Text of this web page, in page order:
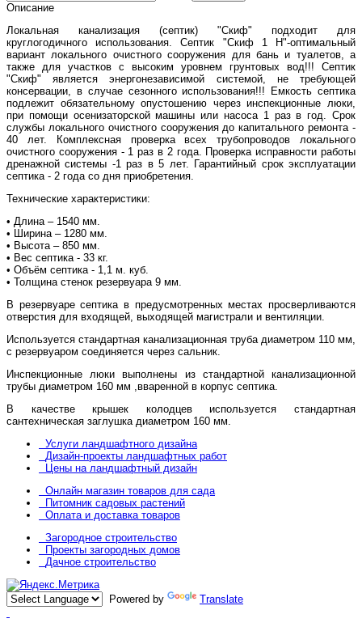
Описание
Локальная канализация (септик) "Скиф" подходит для
круглогодичного использования. Септик "Скиф 1 Н"-оптимальный
вариант локального очистного сооружения для бань и туалетов, а
также для участков с высоким уровнем грунтовых вод!!! Септик
"Скиф" является энергонезависимой системой, не требующей
консервации, в случае сезонного использования!!! Емкость септика
подлежит обязательному опустошению через инспекционные люки,
при помощи осенизаторской машины или насоса 1 раз в год. Срок
службы локального очистного сооружения до капитального ремонта -
40 лет. Комплексная проверка всех трубопроводов локального
очистного сооружения - 1 раз в 2 года. Проверка исправности работы
дренажной системы -1 раз в 5 лет. Гарантийный срок эксплуатации
септика - 2 года со дня приобретения.
Технические характеристики:
• Длина – 1540 мм.
• Ширина – 1280 мм.
• Высота – 850 мм.
• Вес септика - 33 кг.
• Объём септика - 1,1 м. куб.
• Толщина стенок резервуара 9 мм.
В резервуаре септика в предусмотренных местах просверливаются
отверстия для входящей, выходящей магистрали и вентиляции.
Используется стандартная канализационная труба диаметром 110 мм,
с резервуаром соединяется через сальник.
Инспекционные люки выполнены из стандартной канализационной
трубы диаметром 160 мм ,вваренной в корпус септика.
В качестве крышек колодцев используется стандартная
сантехническая заглушка диаметром 160 мм.
Услуги ландшафтного дизайна
Дизайн-проекты ландшафтных работ
Цены на ландшафтный дизайн
Онлайн магазин товаров для сада
Питомник садовых растений
Оплата и доставка товаров
Загородное строительство
Проекты загородных домов
Дачное строительство
Powered by Translate